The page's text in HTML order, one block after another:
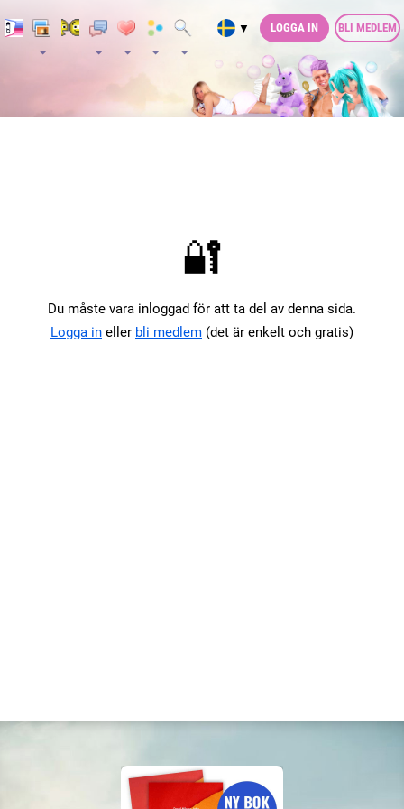
▼ LOGGA IN BLI MEDLEM
🔐
Du måste vara inloggad för att ta del av denna sida.
Logga in eller bli medlem (det är enkelt och gratis)